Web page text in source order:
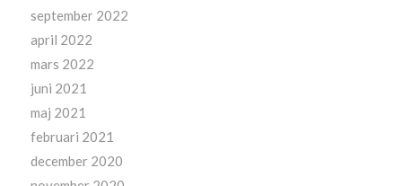
september 2022
april 2022
mars 2022
juni 2021
maj 2021
februari 2021
december 2020